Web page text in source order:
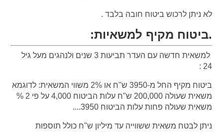
לא ניתן לרכוש ביטוח חובה בלבד .
.ביטוח מקיף למשאיות:
למשאית חדשה עם העדר תביעות 3 שנים ולנהגים מעל גיל
24 :
ביטוח מקיף החל מ-3950 ש"ח או 2% משווי המשאית: לדוגמא
משאית שעולה 200,000 ש"ח עלות הביטוח 4,000 על פי 2 %
משאית שעולה פחות עלות הביטוח 3950....
ניתן לבטח משאית ששווייה עד מיליון ש"ח כולל תוספות